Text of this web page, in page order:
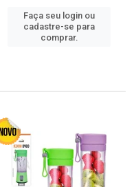
Faça seu login ou
cadastre-se para
comprar.